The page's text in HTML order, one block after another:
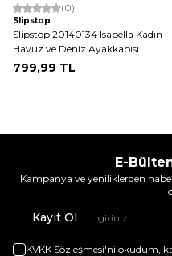
Yeni (0)
Slipstop
Slipstop 20140134 Isabella Kadın
Havuz ve Deniz Ayakkabısı
799,99 TL
E-
Kampanya ve yeniliklerden
Kayıt Ol
KVKK Sözleşmesi'ni okudum,